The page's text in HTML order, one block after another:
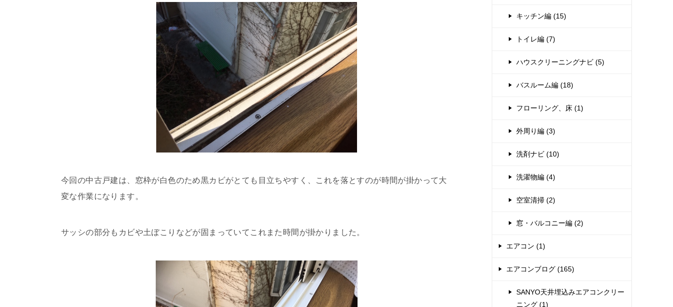
今回の中古戸建は、窓枠が白色のため黒カビがとても目立ちやすく、これを落とすのが時間が掛かって大
変な作業になります。
サッシの部分もカビや土ぼこりなどが固まっていてこれまた時間が掛かりました。
キッチン編 (15)
トイレ編 (7)
ハウスクリーニングナビ (5)
バスルーム編 (18)
フローリング、床 (1)
外周り編 (3)
洗剤ナビ (10)
洗濯物編 (4)
空室清掃 (2)
窓・バルコニー編 (2)
エアコン (1)
エアコンブログ (165)
SANYO天井埋込みエアコンクリー
ニング (1)